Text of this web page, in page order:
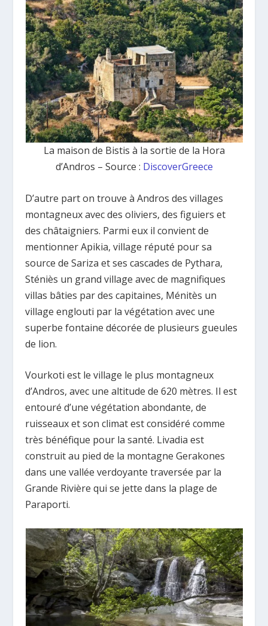
La maison de Bistis à la sortie de la Hora
d’Andros – Source : DiscoverGreece
D’autre part on trouve à Andros des villages
montagneux avec des oliviers, des figuiers et
des châtaigniers. Parmi eux il convient de
mentionner Apikia, village réputé pour sa
source de Sariza et ses cascades de Pythara,
Sténiès un grand village avec de magnifiques
villas bâties par des capitaines, Ménitès un
village englouti par la végétation avec une
superbe fontaine décorée de plusieurs gueules
de lion.
Vourkoti est le village le plus montagneux
d’Andros, avec une altitude de 620 mètres. Il est
entouré d’une végétation abondante, de
ruisseaux et son climat est considéré comme
très bénéfique pour la santé. Livadia est
construit au pied de la montagne Gerakones
dans une vallée verdoyante traversée par la
Grande Rivière qui se jette dans la plage de
Paraporti.